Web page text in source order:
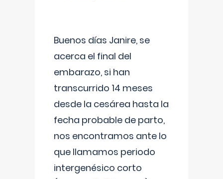
Buenos días Janire, se
acerca el final del
embarazo, si han
transcurrido 14 meses
desde la cesárea hasta la
fecha probable de parto,
nos encontramos ante lo
que llamamos periodo
intergenésico corto